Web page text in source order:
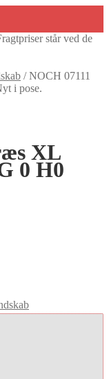
står ved de
/NOCH 07111
i pose.
XL
0 H0